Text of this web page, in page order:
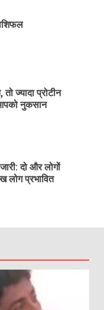
ज्यादा प्रोटीन
नुकसान
दो और लोगों
लोग प्रभावित